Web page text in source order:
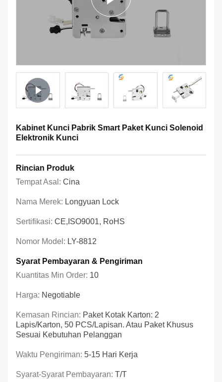
Kabinet Kunci Pabrik Smart Paket Kunci Solenoid
Elektronik Kunci
Rincian Produk
Tempat Asal: Cina
Nama Merek: Longyuan Lock
Sertifikasi: CE,ISO9001, RoHS
Nomor Model: LY-8812
Syarat Pembayaran & Pengiriman
Kuantitas Min Order: 10
Harga: Negotiable
Kemasan Rincian: Paket Kotak Karton: 2
Lapis/Karton, 50 PCS/Lapisan. Atau Paket Khusus
Sesuai Kebutuhan Pelanggan
Waktu Pengiriman: 5-15 Hari Kerja
Syarat-Syarat Pembayaran: T/T